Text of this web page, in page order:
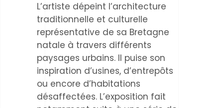
L’artiste dépeint l’architecture
traditionnelle et culturelle
représentative de sa Bretagne
natale à travers différents
paysages urbains. Il puise son
inspiration d’usines, d’entrepôts
ou encore d’habitations
désaffectées. L’exposition fait